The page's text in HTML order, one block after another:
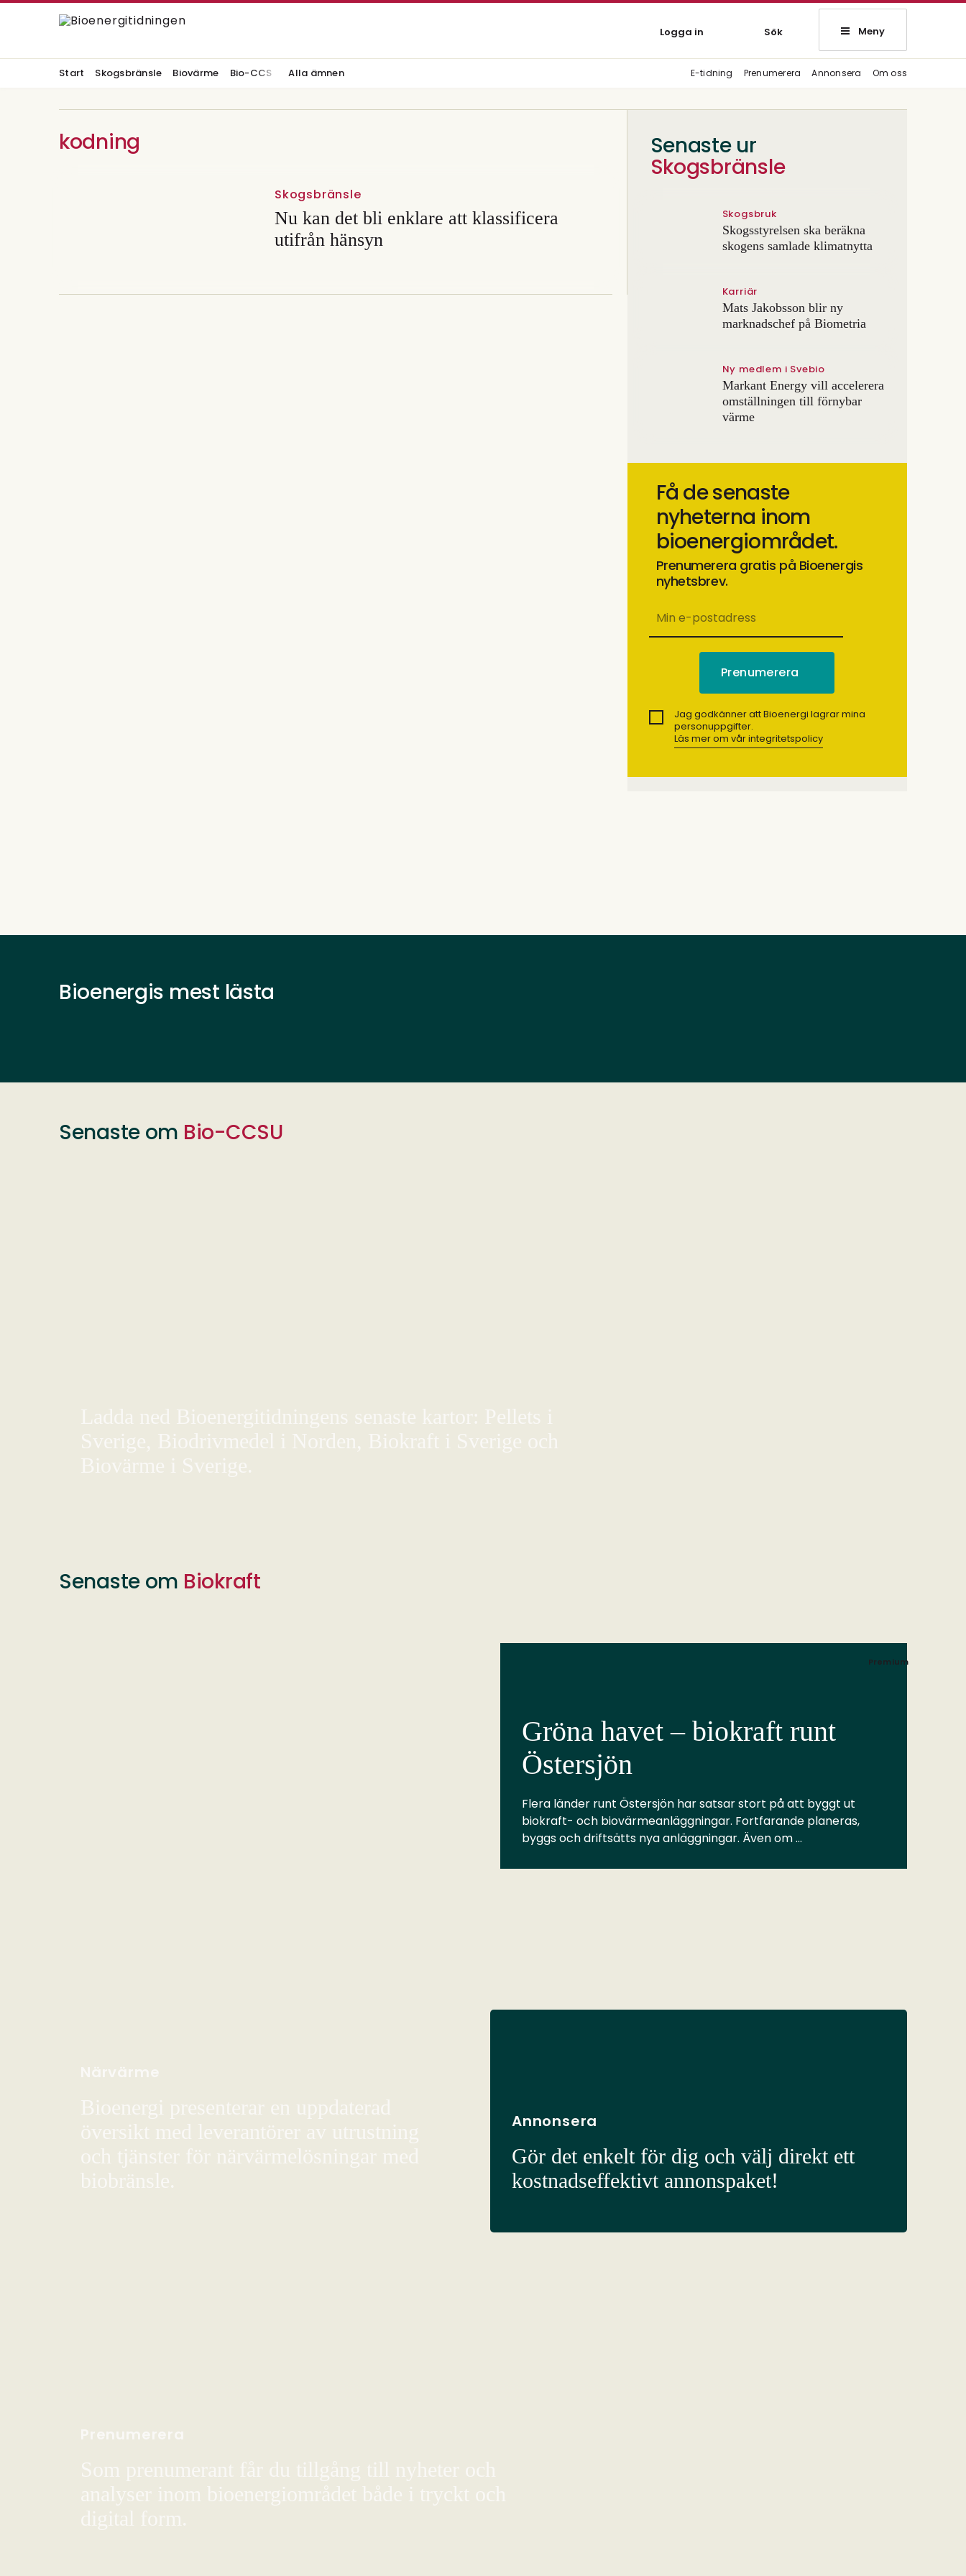
Logga in Sök Meny
Start Skogsbränsle Biovärme Bio-CCS Alla ämnen E-tidning Prenumerera Annonsera Om oss
kodning
Skogsbränsle
Nu kan det bli enklare att klassificera
utifrån hänsyn
Senaste ur
Skogsbränsle
Skogsbruk
Skogsstyrelsen ska beräkna
skogens samlade klimatnytta
Karriär
Mats Jakobsson blir ny
marknadschef på Biometria
Ny medlem i Svebio
Markant Energy vill accelerera
omställningen till förnybar
värme
Få de senaste
nyheterna inom
bioenergiområdet.
Prenumerera gratis på Bioenergis
nyhetsbrev.
Jag godkänner att Bioenergi lagrar mina
personuppgifter.
Läs mer om vår integritetspolicy
Bioenergis mest lästa
Senaste om Bio-CCSU
Ladda ned Bioenergitidningens senaste kartor: Pellets i
Sverige, Biodrivmedel i Norden, Biokraft i Sverige och
Biovärme i Sverige.
Senaste om Biokraft
Premium
Gröna havet – biokraft runt
Östersjön
Flera länder runt Östersjön har satsar stort på att byggt ut
biokraft- och biovärmeanläggningar. Fortfarande planeras,
byggs och driftsätts nya anläggningar. Även om …
Närvärme
Bioenergi presenterar en uppdaterad
översikt med leverantörer av utrustning
och tjänster för närvärmelösningar med
biobränsle.
Annonsera
Gör det enkelt för dig och välj direkt ett
kostnadseffektivt annonspaket!
Prenumerera
Som prenumerant får du tillgång till nyheter och
analyser inom bioenergiområdet både i tryckt och
digital form.